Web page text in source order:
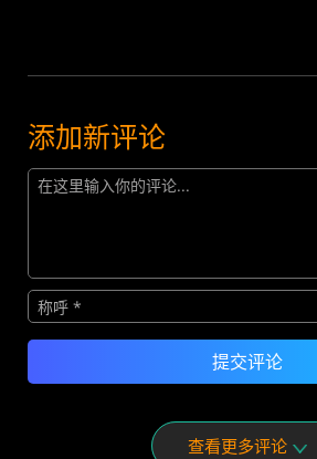
添加新评论
查看更多评论